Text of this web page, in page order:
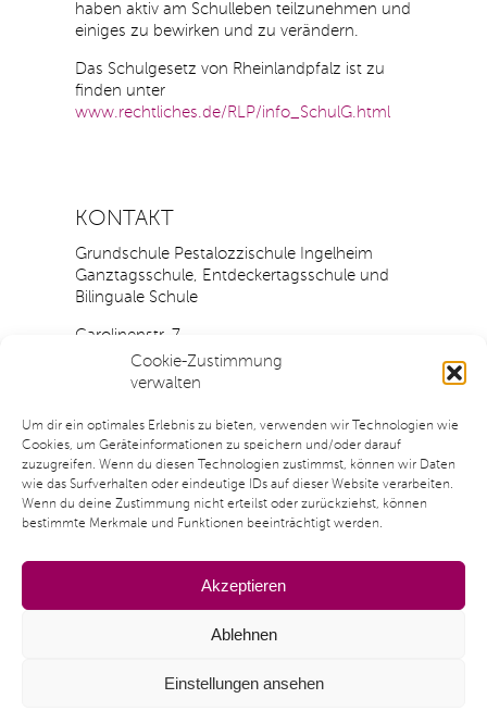
Cookie-Zustimmung
verwalten
Um dir ein optimales Erlebnis zu bieten, verwenden wir Technologien wie
Cookies, um Geräteinformationen zu speichern und/oder darauf
zuzugreifen. Wenn du diesen Technologien zustimmst, können wir Daten
wie das Surfverhalten oder eindeutige IDs auf dieser Website verarbeiten.
Wenn du deine Zustimmung nicht erteilst oder zurückziehst, können
bestimmte Merkmale und Funktionen beeinträchtigt werden.
Akzeptieren
Ablehnen
Einstellungen ansehen
haben aktiv am Schulleben teilzunehmen und
einiges zu bewirken und zu verändern.
Das Schulgesetz von Rheinlandpfalz ist zu
finden unter
www.rechtliches.de/RLP/info_SchulG.html
KONTAKT
Grundschule Pestalozzischule Ingelheim
Ganztagsschule, Entdeckertagsschule und
Bilinguale Schule
Carolinenstr. 7
55218 Ingelheim
Fax.: 06132 / 431486
E-Mail: pestalo zzisc hule@inge lheim.d e
Öffnungszeiten unseres Sekretariats:
Mo. bis Do.: 7:30 Uhr - 13:00 Uhr